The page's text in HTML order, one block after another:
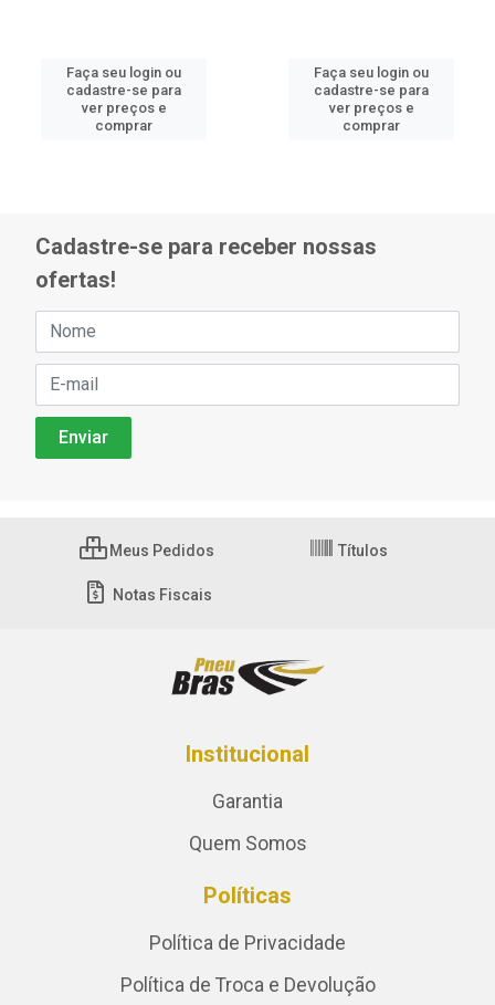
Faça seu login ou
cadastre-se para
ver preços e
comprar
Faça seu login ou
cadastre-se para
ver preços e
comprar
Cadastre-se para receber nossas
ofertas!
Meus Pedidos Títulos
Notas Fiscais
Institucional
Garantia
Quem Somos
Políticas
Política de Privacidade
Política de Troca e Devolução